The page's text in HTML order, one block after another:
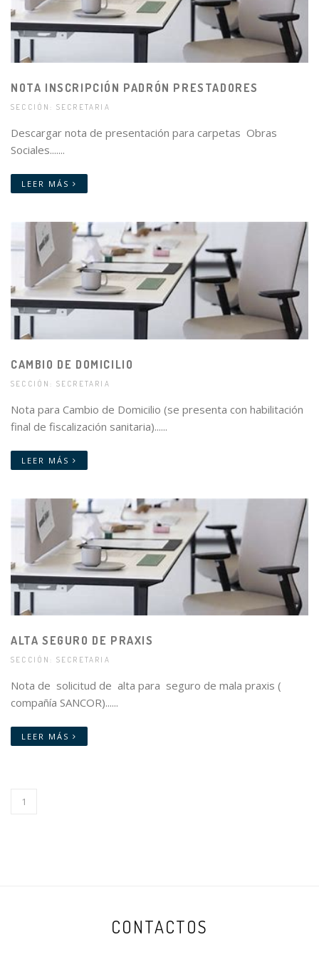
NOTA INSCRIPCIÓN PADRÓN PRESTADORES
SECCIÓN: SECRETARIA
Descargar nota de presentación para carpetas Obras
Sociales.......
LEER MÁS
CAMBIO DE DOMICILIO
SECCIÓN: SECRETARIA
Nota para Cambio de Domicilio (se presenta con habilitación
final de fiscalización sanitaria)......
LEER MÁS
ALTA SEGURO DE PRAXIS
SECCIÓN: SECRETARIA
Nota de solicitud de alta para seguro de mala praxis (
compañía SANCOR)......
LEER MÁS
1
CONTACTOS